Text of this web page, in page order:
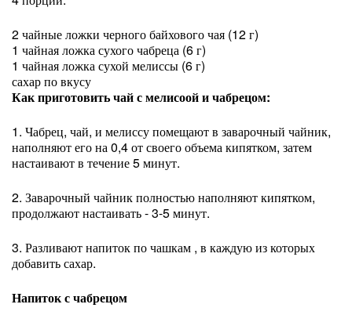
2 чайные ложки черного байхового чая (12 г)
1 чайная ложка сухого чабреца (6 г)
1 чайная ложка сухой мелиссы (6 г)
сахар по вкусу
Как приготовить чай с мелисоой и чабрецом:
1. Чабрец, чай, и мелиссу помещают в заварочный чайник,
наполняют его на 0,4 от своего объема кипятком, затем
настаивают в течение 5 минут.
2. Заварочный чайник полностью наполняют кипятком,
продолжают настаивать - 3-5 минут.
3. Разливают напиток по чашкам , в каждую из которых
добавить сахар.
Напиток с чабрецом